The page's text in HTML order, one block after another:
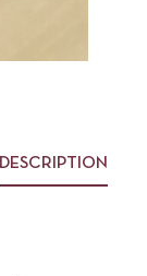
DESCRIPTION